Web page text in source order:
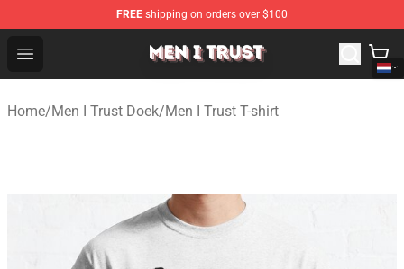
FREE shipping on orders over $100
Open menu
Men I Trust Shop - Official Men I Trust Merchandise Store
Home/Men I Trust Doek/Men I Trust T-shirt